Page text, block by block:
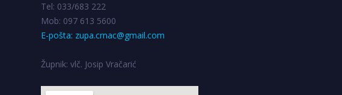
Tel: 033/683 222
Mob: 097 613 5600
E-pošta: zupa.crnac@gmail.com
Župnik: vlč. Josip Vračarić